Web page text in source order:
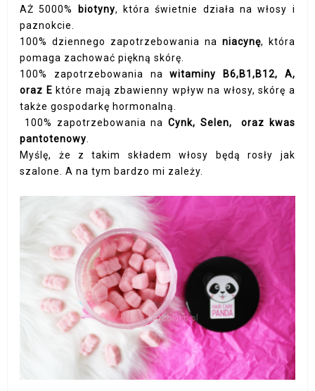
AŻ 5000%
biotyny, która świetnie działa na włosy i
paznokcie.
100% dziennego zapotrzebowania na niacynę, która
pomaga zachować piękną skórę.
100% zapotrzebowania na witaminy B6,B1,B12, A,
oraz E które mają zbawienny wpływ na włosy, skórę a
także gospodarkę hormonalną.
100% zapotrzebowania na Cynk, Selen, oraz kwas
pantotenowy
Myślę, że z takim składem włosy będą rosły jak
szalone. A na tym bardzo mi zależy.